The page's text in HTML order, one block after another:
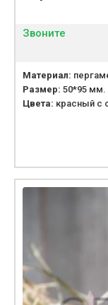
Звоните
Материал:
Размер: 50*95 мм.
Цвета: красный с